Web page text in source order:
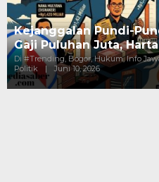
Kejanggalan Pundi-
Gaji Puluhan Juta,
Di #Trending, Bogor, Hukum, Info
Politik
| Juni 10, 2026